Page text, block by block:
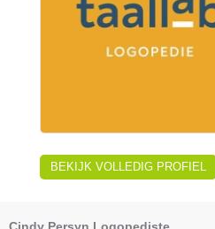
BEKIJK VOLLEDIG PROFIEL
Cindy Persyn Logopediste